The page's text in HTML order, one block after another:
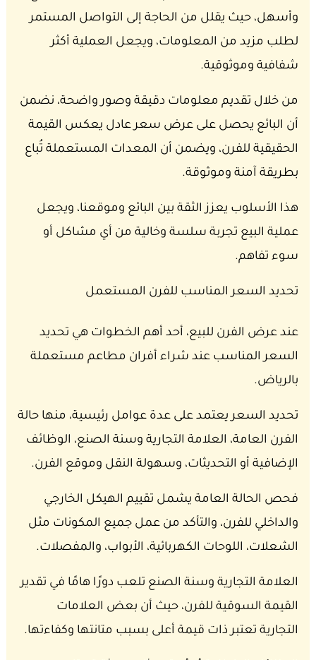
وأسهل، حيث يقلل من الحاجة إلى التواصل المستمر
لطلب مزيد من المعلومات، ويجعل العملية أكثر
شفافية وموثوقية.
من خلال تقديم معلومات دقيقة وصور واضحة، نضمن
أن البائع يحصل على عرض سعر عادل يعكس القيمة
الحقيقية للفرن، ويضمن أن المعدات المستعملة تُباع
بطريقة آمنة وموثوقة.
هذا الأسلوب يعزز الثقة بين البائع وموقعنا، ويجعل
عملية البيع تجربة سلسة وخالية من أي مشاكل أو
سوء تفاهم.
تحديد السعر المناسب للفرن المستعمل
عند عرض الفرن للبيع، أحد أهم الخطوات هي تحديد
السعر المناسب عند شراء أفران مطاعم مستعملة
بالرياض.
تحديد السعر يعتمد على عدة عوامل رئيسية، منها حالة
الفرن العامة، العلامة التجارية وسنة الصنع، الوظائف
الإضافية أو التحديثات، وسهولة النقل وموقع الفرن.
فحص الحالة العامة يشمل تقييم الهيكل الخارجي
والداخلي للفرن، والتأكد من عمل جميع المكونات مثل
الشعلات، اللوحات الكهربائية، الأبواب، والمفصلات.
العلامة التجارية وسنة الصنع تلعب دورًا هامًا في تقدير
القيمة السوقية للفرن، حيث أن بعض العلامات
التجارية تعتبر ذات قيمة أعلى بسبب متانتها وكفاءتها.